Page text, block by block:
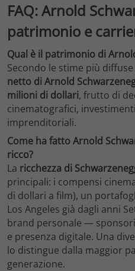
FAQ: Arnold
patrimonio e
Qual è il patrimonio di
Secondo le stime più
netto di Arnold
milioni di dollari, frutto di
cinematografici,
imprenditoriali.
Come ha fatto Arnold
ricco?
La ricchezza di
principali: i compensi
di dollari a film), un
Los Angeles già dagli anni
brand personale —
e presenza digitale. Una
lo distingue dalla maggior
generazione.